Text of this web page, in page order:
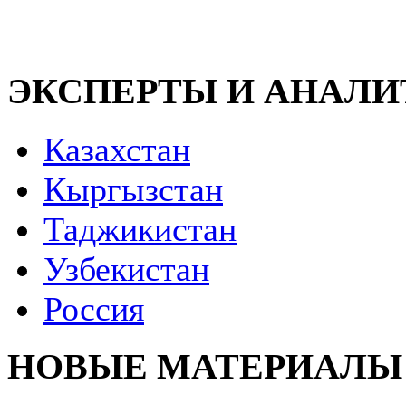
ЭКСПЕРТЫ И
Казахстан
Кыргызстан
Таджикистан
Узбекистан
Россия
НОВЫЕ МАТЕРИАЛЫ